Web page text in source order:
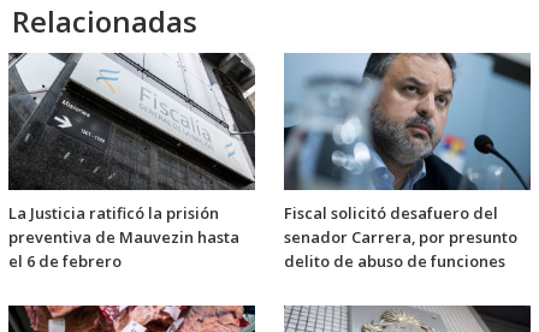
Relacionadas
La Justicia ratificó la prisión
preventiva de Mauvezin hasta
el 6 de febrero
Fiscal solicitó desafuero del
senador Carrera, por presunto
delito de abuso de funciones